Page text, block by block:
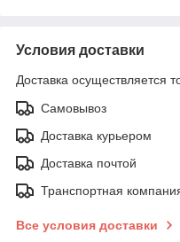
Условия доставки
Доставка осуществляется
Самовывоз
Доставка курьером
Доставка почтой
Транспортная
Все условия доставки